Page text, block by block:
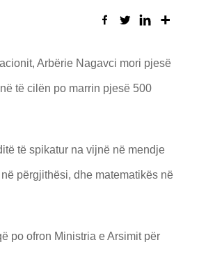
Arbërie Nagavci mori pjesë
të cilën po marrin pjesë 500
të spikatur na vijnë në mendje
përgjithësi, dhe matematikës në
po ofron Ministria e Arsimit për